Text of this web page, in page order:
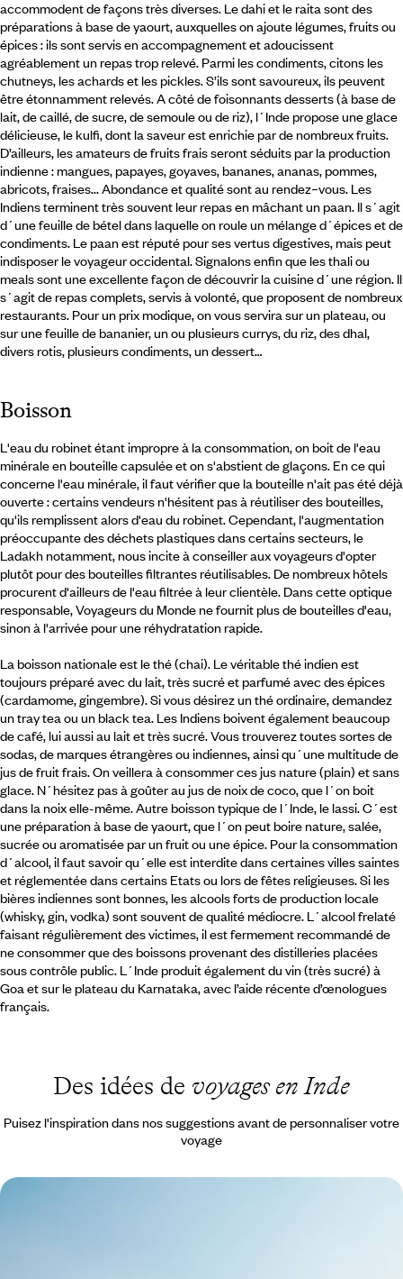
accommodent de façons très diverses. Le dahi et le raita sont des
préparations à base de yaourt, auxquelles on ajoute légumes, fruits ou
épices : ils sont servis en accompagnement et adoucissent
agréablement un repas trop relevé. Parmi les condiments, citons les
chutneys, les achards et les pickles. S’ils sont savoureux, ils peuvent
être étonnamment relevés. A côté de foisonnants desserts (à base de
lait, de caillé, de sucre, de semoule ou de riz), l´Inde propose une glace
délicieuse, le kulfi, dont la saveur est enrichie par de nombreux fruits.
D’ailleurs, les amateurs de fruits frais seront séduits par la production
indienne : mangues, papayes, goyaves, bananes, ananas, pommes,
abricots, fraises... Abondance et qualité sont au rendez–vous. Les
Indiens terminent très souvent leur repas en mâchant un paan. Il s´agit
d´une feuille de bétel dans laquelle on roule un mélange d´épices et de
condiments. Le paan est réputé pour ses vertus digestives, mais peut
indisposer le voyageur occidental. Signalons enfin que les thali ou
meals sont une excellente façon de découvrir la cuisine d´une région. Il
s´agit de repas complets, servis à volonté, que proposent de nombreux
restaurants. Pour un prix modique, on vous servira sur un plateau, ou
sur une feuille de bananier, un ou plusieurs currys, du riz, des dhal,
divers rotis, plusieurs condiments, un dessert…
Boisson
L'eau du robinet étant impropre à la consommation, on boit de l'eau
minérale en bouteille capsulée et on s'abstient de glaçons. En ce qui
concerne l'eau minérale, il faut vérifier que la bouteille n'ait pas été déjà
ouverte : certains vendeurs n'hésitent pas à réutiliser des bouteilles,
qu'ils remplissent alors d'eau du robinet. Cependant, l'augmentation
préoccupante des déchets plastiques dans certains secteurs, le
Ladakh notamment, nous incite à conseiller aux voyageurs d'opter
plutôt pour des bouteilles filtrantes réutilisables. De nombreux hôtels
procurent d'ailleurs de l'eau filtrée à leur clientèle. Dans cette optique
responsable, Voyageurs du Monde ne fournit plus de bouteilles d'eau,
sinon à l'arrivée pour une réhydratation rapide.
La boisson nationale est le thé (chai). Le véritable thé indien est
toujours préparé avec du lait, très sucré et parfumé avec des épices
(cardamome, gingembre). Si vous désirez un thé ordinaire, demandez
un tray tea ou un black tea. Les Indiens boivent également beaucoup
de café, lui aussi au lait et très sucré. Vous trouverez toutes sortes de
sodas, de marques étrangères ou indiennes, ainsi qu´une multitude de
jus de fruit frais. On veillera à consommer ces jus nature (plain) et sans
glace. N´hésitez pas à goûter au jus de noix de coco, que l´on boit
dans la noix elle-même. Autre boisson typique de l´Inde, le lassi. C´est
une préparation à base de yaourt, que l´on peut boire nature, salée,
sucrée ou aromatisée par un fruit ou une épice. Pour la consommation
d´alcool, il faut savoir qu´elle est interdite dans certaines villes saintes
et réglementée dans certains Etats ou lors de fêtes religieuses. Si les
bières indiennes sont bonnes, les alcools forts de production locale
(whisky, gin, vodka) sont souvent de qualité médiocre. L´alcool frelaté
faisant régulièrement des victimes, il est fermement recommandé de
ne consommer que des boissons provenant des distilleries placées
sous contrôle public. L´Inde produit également du vin (très sucré) à
Goa et sur le plateau du Karnataka, avec l’aide récente d’œnologues
français.
Des idées de voyages en Inde
Puisez l'inspiration dans nos suggestions avant de personnaliser votre
voyage